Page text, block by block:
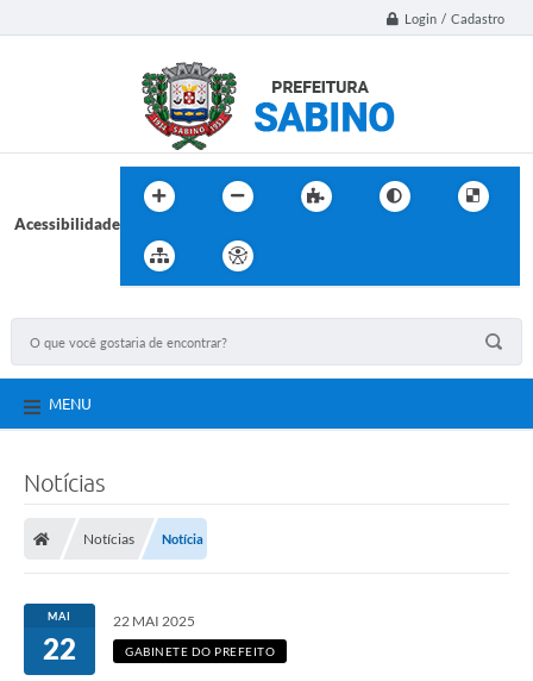
Login / Cadastro
Acessibilidade
MENU
Notícias
Notícias Notícia
MAI
22
22 MAI 2025
GABINETE DO PREFEITO